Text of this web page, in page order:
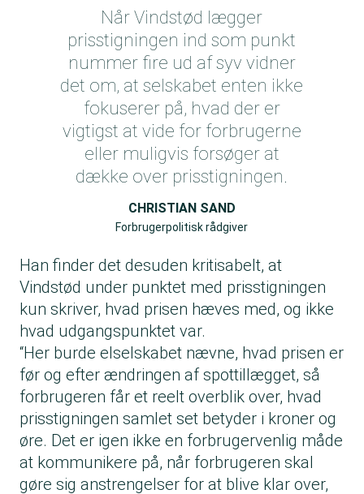
Når Vindstød lægger
prisstigningen ind som punkt
nummer fire ud af syv vidner
det om, at selskabet enten ikke
fokuserer på, hvad der er
vigtigst at vide for forbrugerne
eller muligvis forsøger at
dække over prisstigningen.
CHRISTIAN SAND
Forbrugerpolitisk rådgiver
Han finder det desuden kritisabelt, at
Vindstød under punktet med prisstigningen
kun skriver, hvad prisen hæves med, og ikke
hvad udgangspunktet var.
“Her burde elselskabet nævne, hvad prisen er
før og efter ændringen af spottillægget, så
forbrugeren får et reelt overblik over, hvad
prisstigningen samlet set betyder i kroner og
øre. Det er igen ikke en forbrugervenlig måde
at kommunikere på, når forbrugeren skal
gøre sig anstrengelser for at blive klar over,